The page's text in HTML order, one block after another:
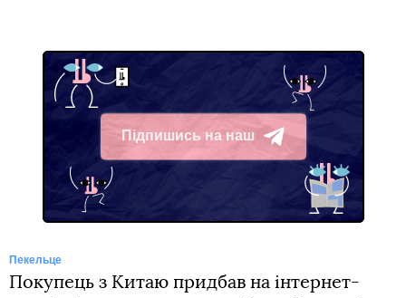
Підпишись на наш
Telegram
Пекельце
Покупець з Китаю придбав на інтернет-